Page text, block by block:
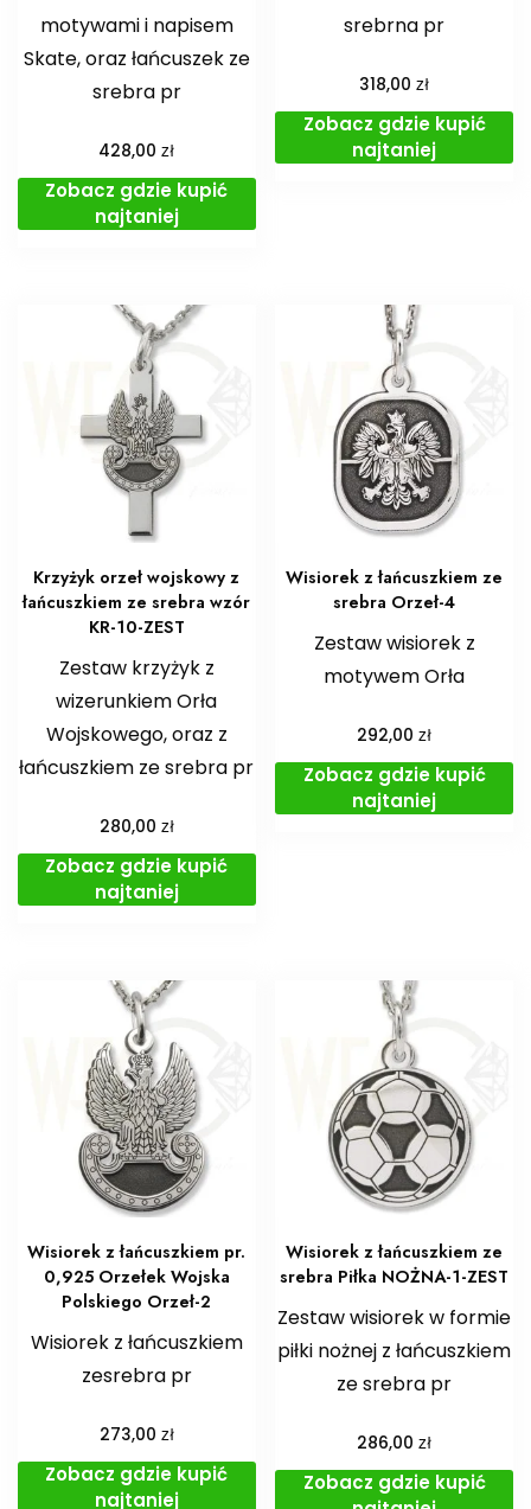
motywami i napisem
Skate, oraz łańcuszek ze
srebra pr
428,00zł
Zobacz gdzie kupić
najtaniej
srebrna pr
318,00zł
Zobacz gdzie kupić
najtaniej
Krzyżyk orzeł wojskowy z
łańcuszkiem ze srebra wzór
KR-10-ZEST
Zestaw krzyżyk z
wizerunkiem Orła
Wojskowego, oraz z
łańcuszkiem ze srebra pr
280,00 zł
Zobacz gdzie kupić
najtaniej
Wisiorek z łańcuszkiem ze
srebra Orzeł-4
Zestaw wisiorek z
motywem Orła
292,00zł
Zobacz gdzie kupić
najtaniej
Wisiorek z łańcuszkiem pr.
0,925 Orzełek Wojska
Polskiego Orzeł-2
Wisiorek z łańcuszkiem
zesrebra pr
273,00 zł
Zobacz gdzie kupić
najtaniej
Wisiorek z łańcuszkiem ze
srebra Piłka NOŻNA-1-ZEST
Zestaw wisiorek w formie
piłki nożnej z łańcuszkiem
ze srebra pr
286,00zł
Zobacz gdzie kupić